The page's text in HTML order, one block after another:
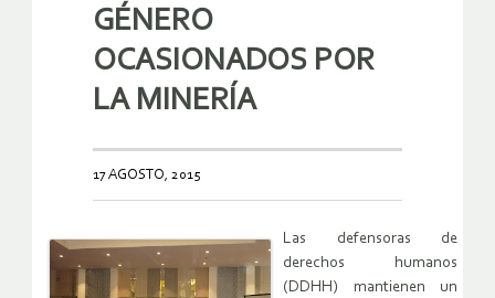
GÉNERO
OCASIONADOS POR
LA MINERÍA
17 AGOSTO, 2015
Las defensoras de
derechos humanos
(DDHH) mantienen un